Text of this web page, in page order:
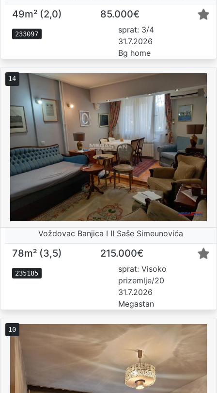
49m² (2,0) 85.000€
233097
sprat: 3/4
31.7.2026
Bg home
14
Voždovac Banjica I II Saše Simeunovića
78m² (3,5) 215.000€
235185
sprat: Visoko
prizemlje/20
31.7.2026
Megastan
10